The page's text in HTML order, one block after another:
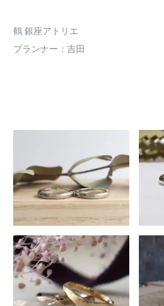
鶴 銀座アトリエ
プランナー：吉田